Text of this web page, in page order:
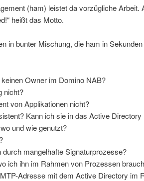
(ham) leistet da vorzügliche Arbeit.
heißt das Motto.
in bunter Mischung, die ham in
Owner im Domino NAB?
nicht?
von Applikationen nicht?
Kann ich sie in das Active Directory
und wie genutzt?
mangelhafte Signaturprozesse?
ich ihn im Rahmen von Prozessen
Adresse mit dem Active Directory im